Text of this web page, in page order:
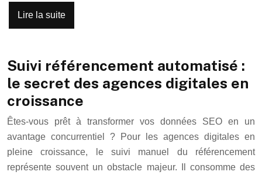
Lire la suite
Suivi référencement automatisé :
le secret des agences digitales en
croissance
Êtes-vous prêt à transformer vos données SEO en un
avantage concurrentiel ? Pour les agences digitales en
pleine croissance, le suivi manuel du référencement
représente souvent un obstacle majeur. Il consomme des